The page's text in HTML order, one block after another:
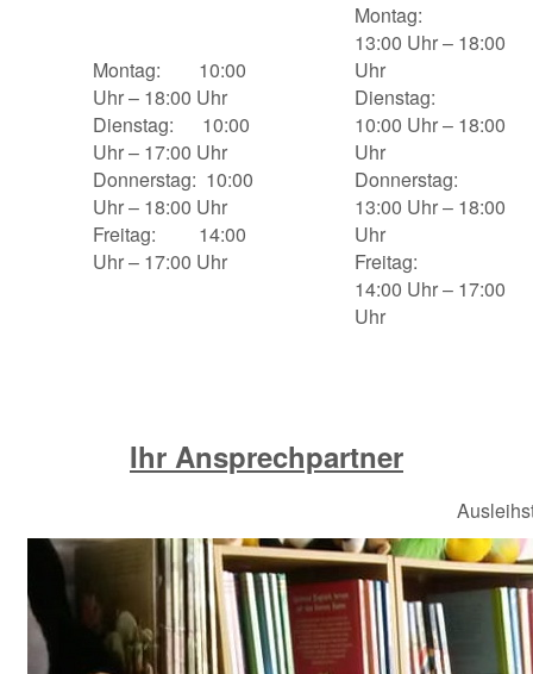
Montag: 10:00
Uhr – 18:00 Uhr
Dienstag: 10:00
Uhr – 17:00 Uhr
Donnerstag: 10:00
Uhr – 18:00 Uhr
Freitag: 14:00
Uhr – 17:00 Uhr
Montag:
13:00 Uhr – 18:00
Uhr
Dienstag:
10:00 Uhr – 18:00
Uhr
Donnerstag:
13:00 Uhr – 18:00
Uhr
Freitag:
14:00 Uhr – 17:00
Uhr
Ihr Ansprechpartner